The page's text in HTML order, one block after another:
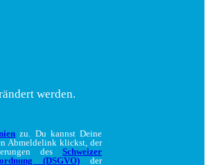
werden.
zu. Du kannst Deine
Abmeldelink klickst, der
des Schweizer
(DSGVO) der